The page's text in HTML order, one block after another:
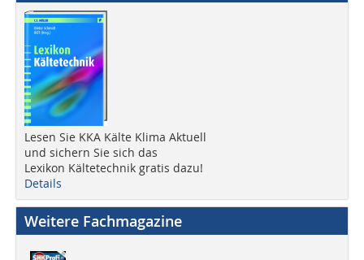
Lesen Sie KKA Kälte Klima Aktuell
und sichern Sie sich das
Lexikon Kältetechnik gratis dazu!
Details
Weitere Fachmagazine